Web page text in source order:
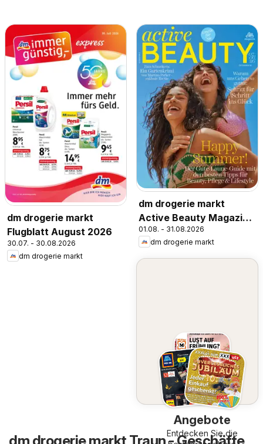
dm drogerie markt
Flugblatt August 2026
30.07. - 30.08.2026
dm drogerie markt
dm drogerie markt
Active Beauty Magazin
07,08/2026
01.08. - 31.08.2026
dm drogerie markt
Angebote
Entdecken Sie die